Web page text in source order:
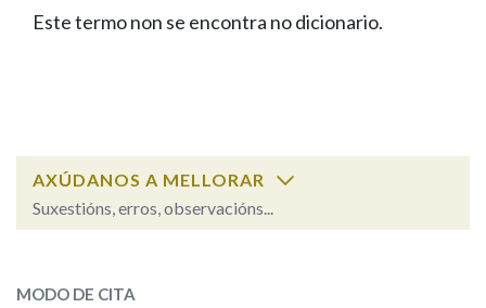
FIGURAS HOMENAXEADAS
PORTAL DAS PALABRAS
Facebook
TwitterYoutubeInstagram
Bluesky
BUSCAR NOS LEMAS
Remata por
Este termo non se encontra no dicionario.
AXÚDANOS A MELLORAR
Suxestións, erros, observacións...
Observación
MODO DE CITA